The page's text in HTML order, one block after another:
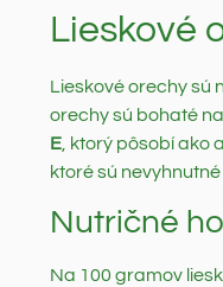
Lieskové
Lieskové orechy sú
orechy sú bohaté
E , ktorý pôsobí
ktoré sú
Nutričné
Na 100 gramov